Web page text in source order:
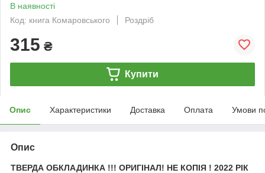
В наявності
Код: книга Комаровського
Роздріб
315 ₴
Купити
Опис Характеристики Доставка Оплата Умови
Опис
ТВЕРДА ОБКЛАДИНКА !!! ОРИГІНАЛ! НЕ КОПІЯ ! 2022 РІК